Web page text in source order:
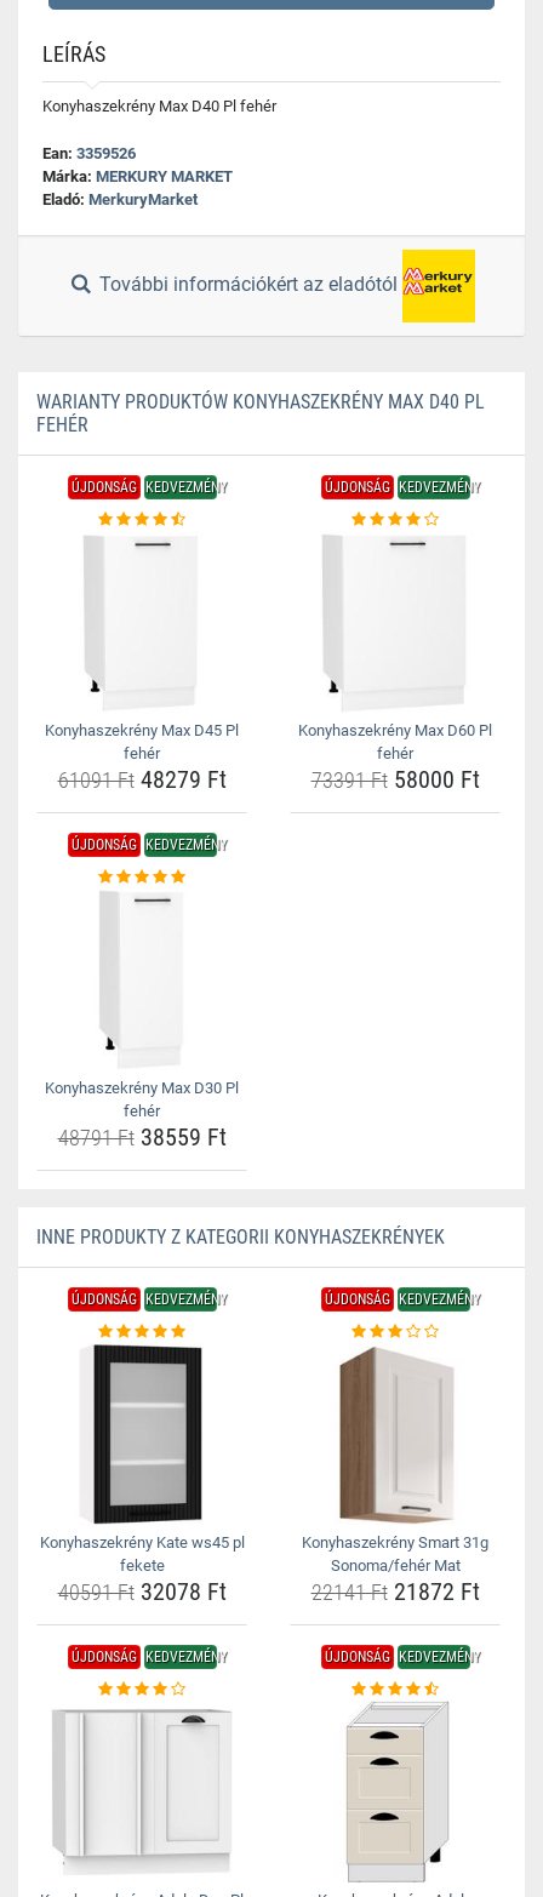
LEÍRÁS
Konyhaszekrény Max D40 Pl fehér
Ean: 3359526
Márka: MERKURY MARKET
Eladó: MerkuryMarket
További információkért az eladótól
WARIANTY PRODUKTÓW KONYHASZEKRÉNY MAX D40 PL
FEHÉR
ÚJDONSÁG KEDVEZMÉNY
Konyhaszekrény Max D45 Pl
fehér
61091 Ft48279 Ft
ÚJDONSÁG KEDVEZMÉNY
Konyhaszekrény Max D60 Pl
fehér
73391 Ft58000 Ft
ÚJDONSÁG KEDVEZMÉNY
Konyhaszekrény Max D30 Pl
fehér
48791 Ft38559 Ft
INNE PRODUKTY Z KATEGORII KONYHASZEKRÉNYEK
ÚJDONSÁG KEDVEZMÉNY
Konyhaszekrény Kate ws45 pl
fekete
40591 Ft32078 Ft
ÚJDONSÁG KEDVEZMÉNY
Konyhaszekrény Smart 31g
Sonoma/fehér Mat
22141 Ft21872 Ft
ÚJDONSÁG KEDVEZMÉNY ÚJDONSÁG KEDVEZMÉNY